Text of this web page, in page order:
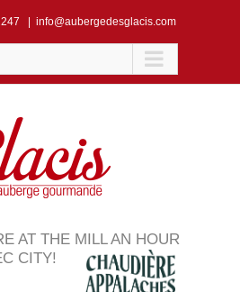
info@aubergedesglacis.com
AT THE MILL AN HOUR
CITY!